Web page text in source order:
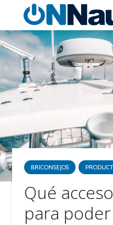
BRICONSEJOS
Qué
para